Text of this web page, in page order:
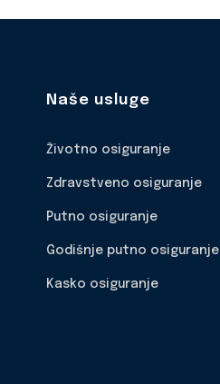
Naše usluge
Životno osiguranje
Zdravstveno osiguranje
Putno osiguranje
Godišnje putno osiguranje
Kasko osiguranje